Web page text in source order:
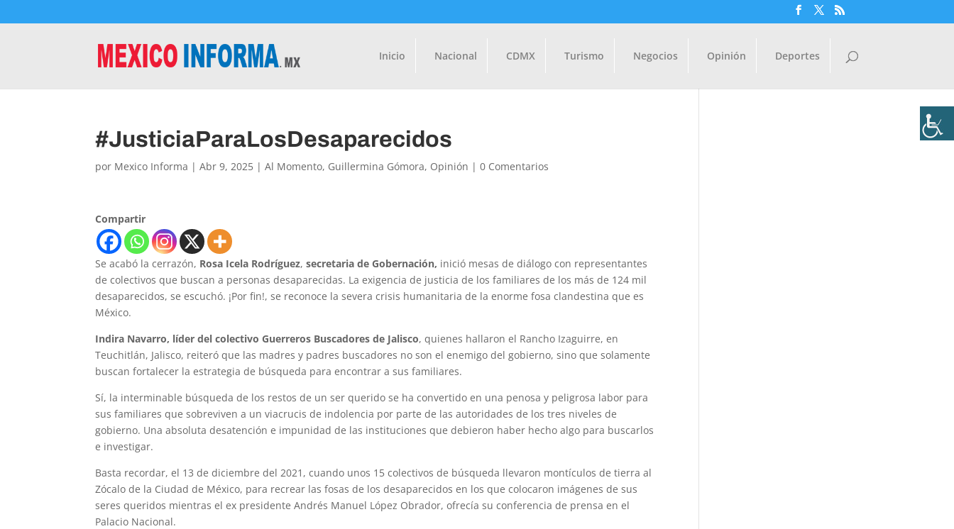
Inicio Nacional CDMX Turismo Negocios Opinión Deportes
#JusticiaParaLosDesaparecidos
por Mexico Informa |Abr 9, 2025 |Al Momento, Guillermina Gómora, Opinión |0 Comentarios
Compartir
Se acabó la cerrazón, Rosa Icela Rodríguez,secretaria de Gobernación, inició mesas de diálogo con representantes
de colectivos que buscan a personas desaparecidas. La exigencia de justicia de los familiares de los más de 124 mil
desaparecidos, se escuchó. ¡Por fin!, se reconoce la severa crisis humanitaria de la enorme fosa clandestina que es
México.
Indira Navarro, líder del colectivo Guerreros Buscadores de Jalisco, quienes hallaron el Rancho Izaguirre, en
Teuchitlán, Jalisco, reiteró que las madres y padres buscadores no son el enemigo del gobierno, sino que solamente
buscan fortalecer la estrategia de búsqueda para encontrar a sus familiares.
Sí, la interminable búsqueda de los restos de un ser querido se ha convertido en una penosa y peligrosa labor para
sus familiares que sobreviven a un viacrucis de indolencia por parte de las autoridades de los tres niveles de
gobierno. Una absoluta desatención e impunidad de las instituciones que debieron haber hecho algo para buscarlos
e investigar.
Basta recordar, el 13 de diciembre del 2021, cuando unos 15 colectivos de búsqueda llevaron montículos de tierra al
Zócalo de la Ciudad de México, para recrear las fosas de los desaparecidos en los que colocaron imágenes de sus
seres queridos mientras el ex presidente Andrés Manuel López Obrador, ofrecía su conferencia de prensa en el
Palacio Nacional.